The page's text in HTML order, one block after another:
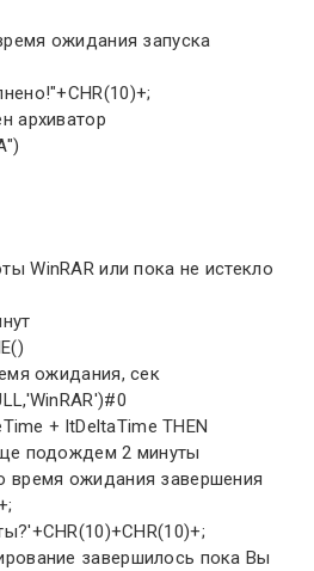
ожидания запуска
архиватор
WinRAR или пока не истекло
ожидания, сек
+ ltDeltaTime THEN
подождем 2 минуты
время ожидания завершения
завершилось пока Вы